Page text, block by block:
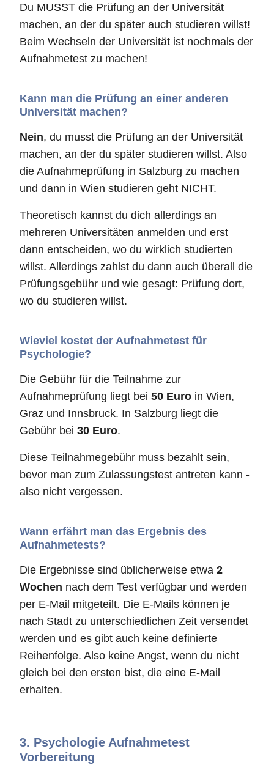
Du MUSST die Prüfung an der Universität
machen, an der du später auch studieren willst!
Beim Wechseln der Universität ist nochmals der
Aufnahmetest zu machen!
Kann man die Prüfung an einer anderen
Universität machen?
Nein, du musst die Prüfung an der Universität
machen, an der du später studieren willst. Also
die Aufnahmeprüfung in Salzburg zu machen
und dann in Wien studieren geht NICHT.
Theoretisch kannst du dich allerdings an
mehreren Universitäten anmelden und erst
dann entscheiden, wo du wirklich studierten
willst. Allerdings zahlst du dann auch überall die
Prüfungsgebühr und wie gesagt: Prüfung dort,
wo du studieren willst.
Wieviel kostet der Aufnahmetest für
Psychologie?
Die Gebühr für die Teilnahme zur
Aufnahmeprüfung liegt bei 50 Euro in Wien,
Graz und Innsbruck. In Salzburg liegt die
Gebühr bei 30 Euro.
Diese Teilnahmegebühr muss bezahlt sein,
bevor man zum Zulassungstest antreten kann -
also nicht vergessen.
Wann erfährt man das Ergebnis des
Aufnahmetests?
Die Ergebnisse sind üblicherweise etwa 2
Wochen nach dem Test verfügbar und werden
per E-Mail mitgeteilt. Die E-Mails können je
nach Stadt zu unterschiedlichen Zeit versendet
werden und es gibt auch keine definierte
Reihenfolge. Also keine Angst, wenn du nicht
gleich bei den ersten bist, die eine E-Mail
erhalten.
3. Psychologie Aufnahmetest
Vorbereitung